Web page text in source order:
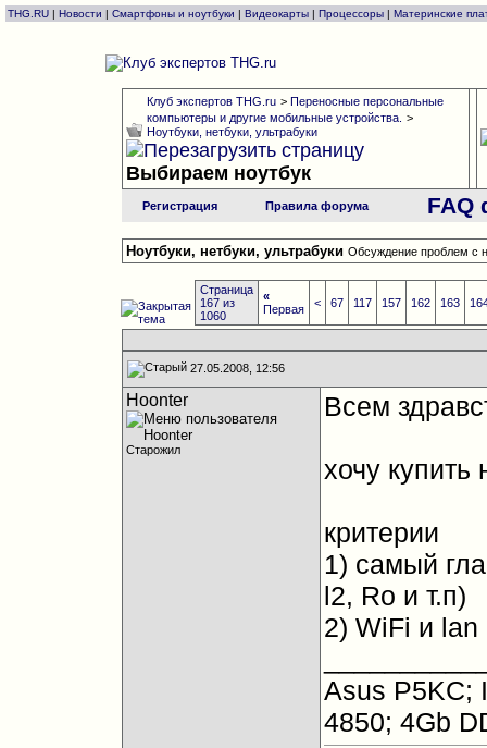
THG.RU | Новости | Смартфоны и ноутбуки | Видеокарты | Процессоры | Материнские
Клуб экспертов THG.ru > Переносные персональные
компьютеры и другие мобильные устройства. >
Ноутбуки, нетбуки, ультрабуки
Выбираем ноутбук
Регистрация Правила форума FAQ
Ноутбуки, нетбуки, ультрабуки Обсуждение проблем с
Страница
167 из
1060
«
Первая
< 67 117 157 162 163
27.05.2008, 12:56
Hoonter
Старожил
Всем
хочу купить
критерии
1) самый
l2, Ro и т.п)
2) WiFi и lan
Asus P5KC;
4850; 4Gb